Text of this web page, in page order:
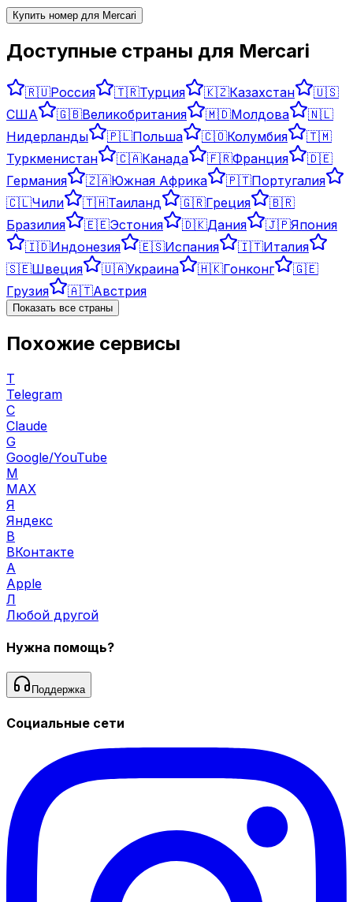
Купить номер для Mercari
Доступные страны для Mercari
🇷🇺Россия 🇹🇷Турция 🇰🇿Казахстан
🇺🇸
США
🇬🇧Великобритания 🇲🇩Молдова
🇳🇱
Нидерланды
🇵🇱Польша 🇨🇴Колумбия
🇹🇲
Туркменистан
🇨🇦Канада 🇫🇷Франция
🇩🇪
Германия
🇿🇦Южная Африка 🇵🇹Португалия
🇨🇱Чили 🇹🇭Таиланд 🇬🇷Греция
🇧🇷
Бразилия
🇪🇪Эстония 🇩🇰Дания 🇯🇵Япония
🇮🇩Индонезия 🇪🇸Испания 🇮🇹Италия
🇸🇪Швеция 🇺🇦Украина 🇭🇰Гонконг
🇬🇪
Грузия
🇦🇹Австрия
Показать все страны
Похожие сервисы
T
Telegram
C
Claude
G
Google/YouTube
M
MAX
Я
Яндекс
В
ВКонтакте
A
Apple
Л
Любой другой
Нужна помощь?
Поддержка
Социальные сети